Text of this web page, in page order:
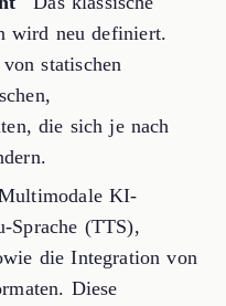
wird neu definiert.
statischen
die sich je nach
KI-
Sprache (TTS),
die Integration von
Diese